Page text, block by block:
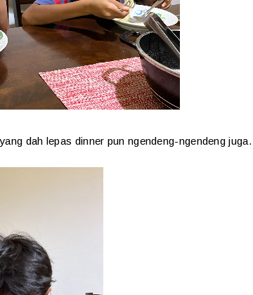
dah lepas dinner pun ngendeng-ngendeng juga.